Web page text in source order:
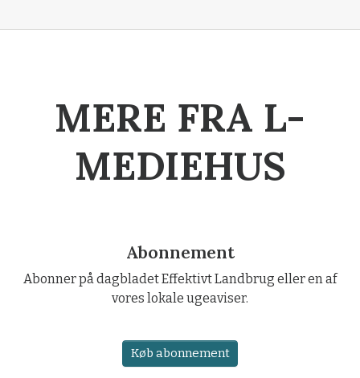
MERE FRA L-
MEDIEHUS
Abonnement
Abonner på dagbladet Effektivt Landbrug eller en af
vores lokale ugeaviser.
Køb abonnement